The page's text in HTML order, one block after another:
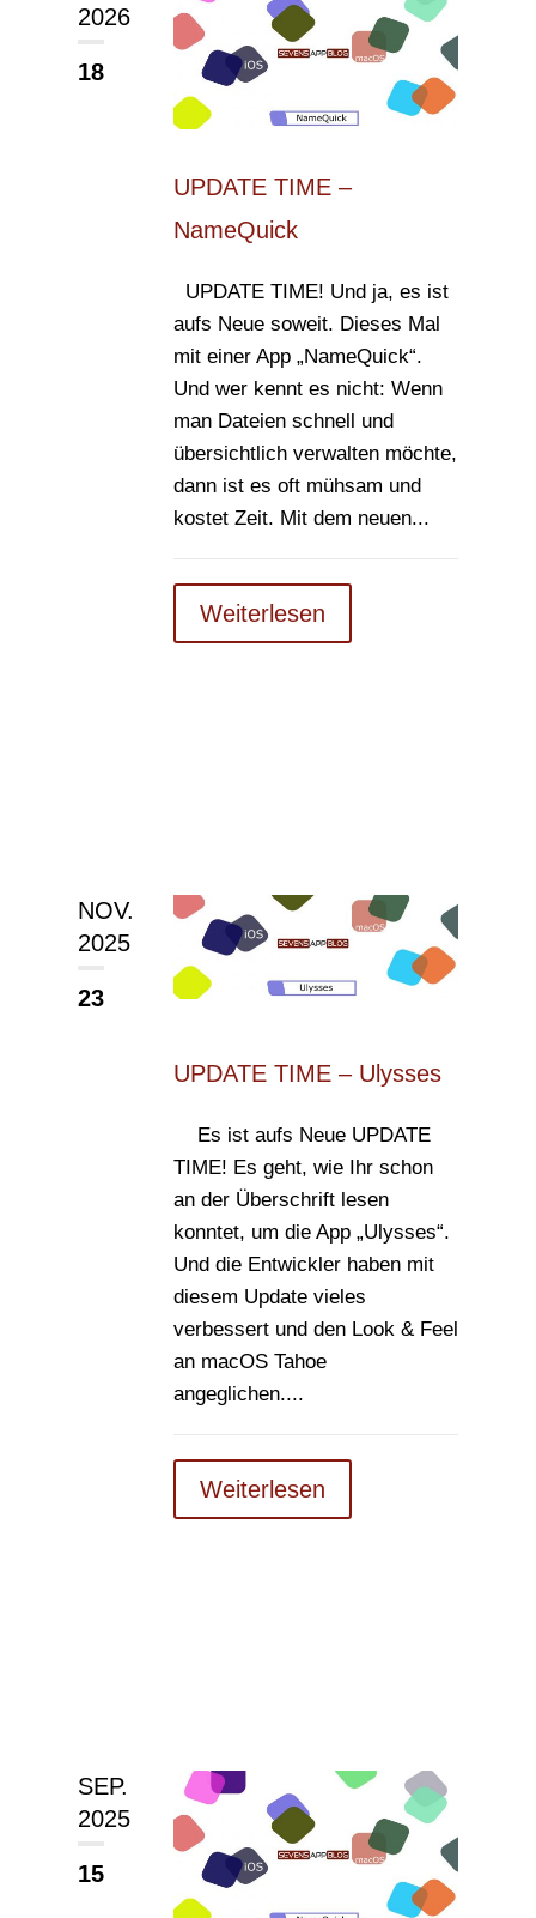
2026
18
UPDATE TIME –
NameQuick
UPDATE TIME! Und ja, es ist
aufs Neue soweit. Dieses Mal
mit einer App „NameQuick“.
Und wer kennt es nicht: Wenn
man Dateien schnell und
übersichtlich verwalten möchte,
dann ist es oft mühsam und
kostet Zeit. Mit dem neuen...
Weiterlesen
NOV.
2025
23
UPDATE TIME – Ulysses
Es ist aufs Neue UPDATE
TIME! Es geht, wie Ihr schon
an der Überschrift lesen
konntet, um die App „Ulysses“.
Und die Entwickler haben mit
diesem Update vieles
verbessert und den Look & Feel
an macOS Tahoe
angeglichen....
Weiterlesen
SEP.
2025
15